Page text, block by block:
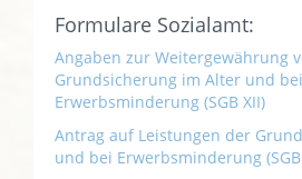
Formulare Sozialamt:
Angaben zur Weitergewährung
Grundsicherung im Alter und bei
Erwerbsminderung (SGB XII)
Antrag auf Leistungen der
und bei Erwerbsminderung (SGB